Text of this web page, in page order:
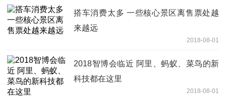
搭车消费太多 一些核心景区离售票处越
来越远
2018-08-01
2018智博会临近 阿里、蚂蚁、菜鸟的新
科技都在这里
2018-08-01